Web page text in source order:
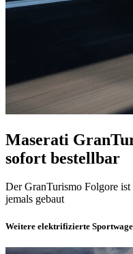
Maserati
sofort bestellbar
Der GranTurismo Folgore ist
jemals gebaut
Weitere elektrifizierte